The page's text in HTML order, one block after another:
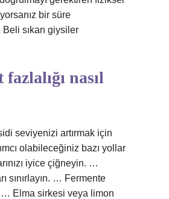
bir süre
sıkan giysiler
nasıl
seviyenizi artırmak için
olabileceğiniz bazı yollar
iyice çiğneyin. …
sınırlayın. … Fermente
Elma sirkesi veya limon